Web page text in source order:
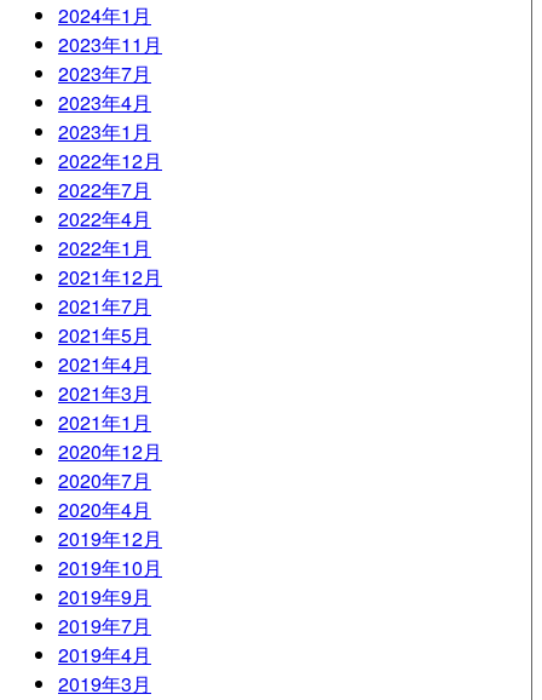
2024年1月
2023年11月
2023年7月
2023年4月
2023年1月
2022年12月
2022年7月
2022年4月
2022年1月
2021年12月
2021年7月
2021年5月
2021年4月
2021年3月
2021年1月
2020年12月
2020年7月
2020年4月
2019年12月
2019年10月
2019年9月
2019年7月
2019年4月
2019年3月